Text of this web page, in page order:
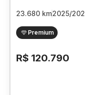
23.680 km2025/
Premium
R$ 120.790